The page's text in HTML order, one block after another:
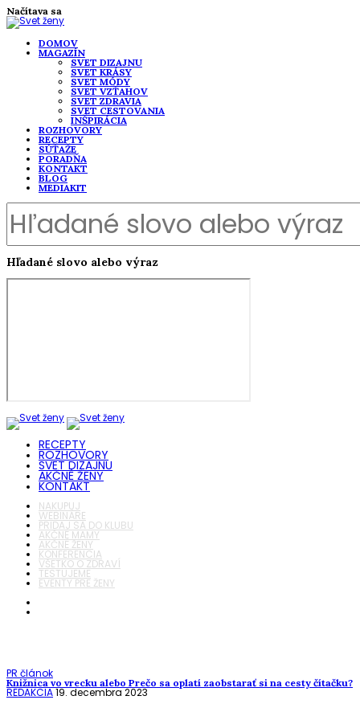
Načítava sa
DOMOV
MAGAZÍN
SVET DIZAJNU
SVET KRÁSY
SVET MÓDY
SVET VZŤAHOV
SVET ZDRAVIA
SVET CESTOVANIA
INŠPIRÁCIA
ROZHOVORY
RECEPTY
SÚŤAŽE
PORADŇA
KONTAKT
BLOG
MEDIAKIT
Hľadané slovo alebo výraz
RECEPTY
ROZHOVORY
SVET DIZAJNU
AKČNÉ ŽENY
KONTAKT
NAKUPUJ
WEBINÁRE
PRIDAJ SA DO KLUBU
AKČNÉ MAMY
AKČNÉ ŽENY
KONFERENCIA
VŠETKO O ZDRAVÍ
TESTUJEME
EVENTY PRE ŽENY
PR článok
Knižnica vo vrecku alebo Prečo sa oplatí zaobstarať si na cesty čítačku?
REDAKCIA19. decembra 2023